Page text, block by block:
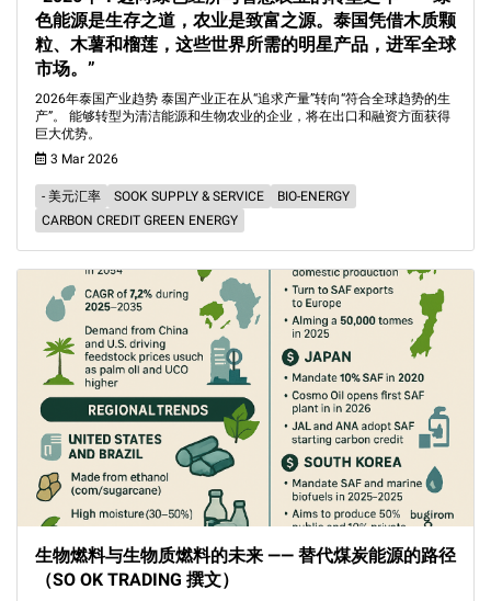
色能源是生存之道，农业是致富之源。泰国凭借木质颗
粒、木薯和榴莲，这些世界所需的明星产品，进军全球
市场。”
2026年泰国产业趋势 泰国产业正在从“追求产量”转向“符合全球趋势的生
产”。 能够转型为清洁能源和生物农业的企业，将在出口和融资方面获得
巨大优势。
3 Mar 2026
- 美元汇率 SOOK SUPPLY & SERVICE
BIO-ENERGY
CARBON CREDIT GREEN ENERGY
生物燃料与生物质燃料的未来 —— 替代煤炭能源的路径
（SO OK TRADING 撰文）